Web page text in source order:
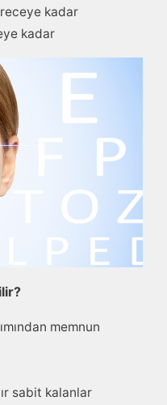
kadar
kadar
memnun
sabit kalanlar